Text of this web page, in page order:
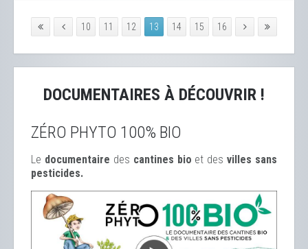
10 11 12 13 14 15 16
DOCUMENTAIRES À DÉCOUVRIR !
ZÉRO PHYTO 100% BIO
Le documentaire des cantines bio et desvilles sans
pesticides.